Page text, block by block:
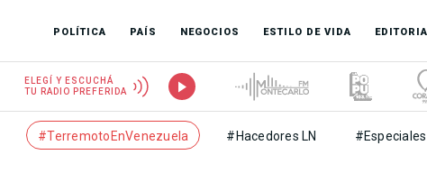
POLÍTICA PAÍS NEGOCIOS ESTILO DE VIDA
ELEGÍ Y ESCUCHÁ
TU RADIO PREFERIDA
#TerremotoEnVenezuela #Hacedores LN #Especiales